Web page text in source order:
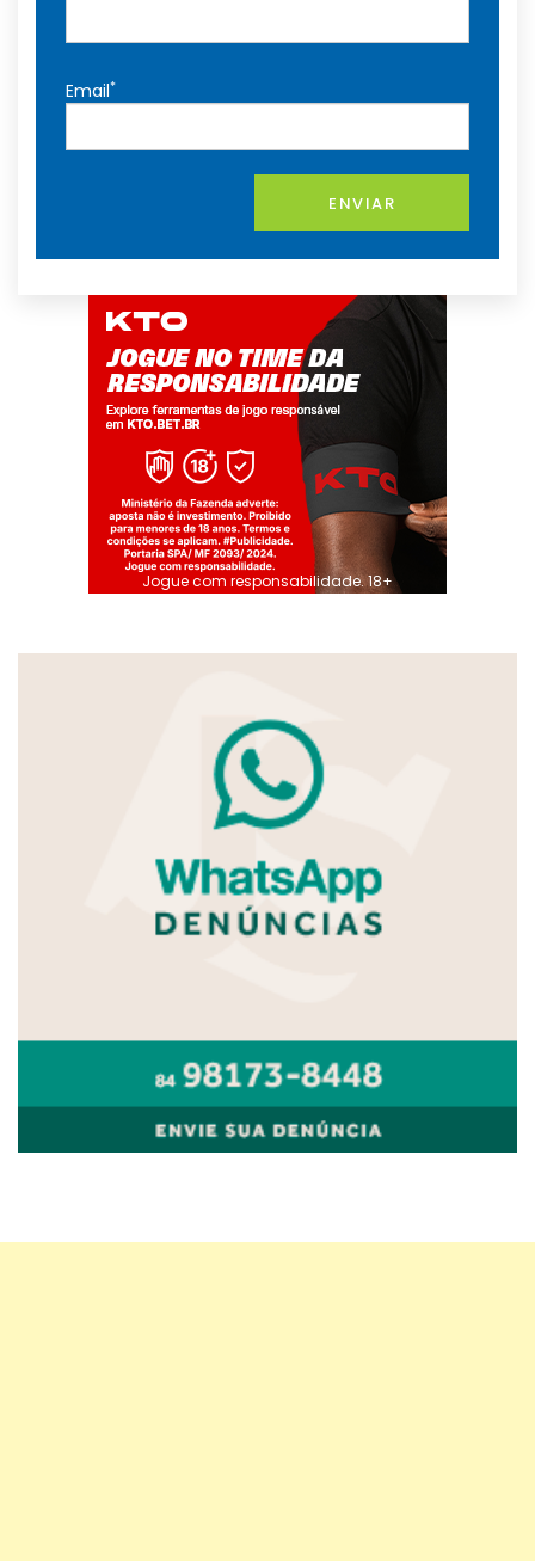
Email*
ENVIAR
Jogue com responsabilidade. 18+